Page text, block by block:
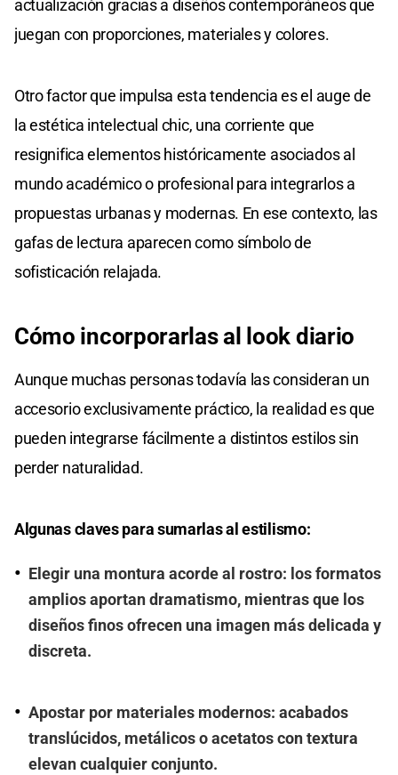
actualización gracias a diseños contemporáneos que
juegan con proporciones, materiales y colores.
Otro factor que impulsa esta tendencia es el auge de
la estética intelectual chic, una corriente que
resignifica elementos históricamente asociados al
mundo académico o profesional para integrarlos a
propuestas urbanas y modernas. En ese contexto, las
gafas de lectura aparecen como símbolo de
sofisticación relajada.
Cómo incorporarlas al look diario
Aunque muchas personas todavía las consideran un
accesorio exclusivamente práctico, la realidad es que
pueden integrarse fácilmente a distintos estilos sin
perder naturalidad.
Algunas claves para sumarlas al estilismo:
Elegir una montura acorde al rostro: los formatos
amplios aportan dramatismo, mientras que los
diseños finos ofrecen una imagen más delicada y
discreta.
Apostar por materiales modernos: acabados
translúcidos, metálicos o acetatos con textura
elevan cualquier conjunto.